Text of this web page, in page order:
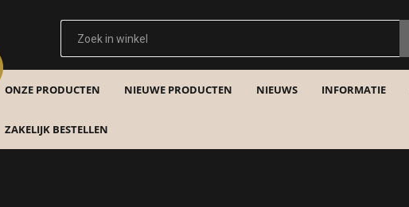
ONZE PRODUCTEN NIEUWE PRODUCTEN NIEUWS INFORMATIE
ZAKELIJK BESTELLEN